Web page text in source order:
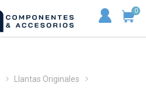
0
Llantas Originales